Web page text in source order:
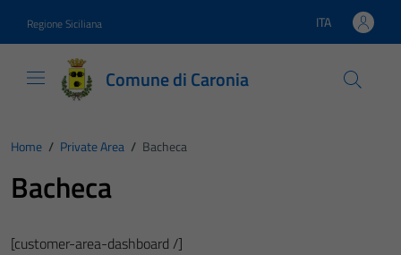
Regione Siciliana Lingua attiva:
ITA
Comune di Caronia
Home / Private Area / Bacheca
Bacheca
[customer-area-dashboard /]